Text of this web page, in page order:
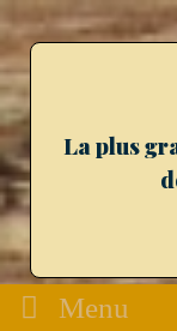
La plus
Menu